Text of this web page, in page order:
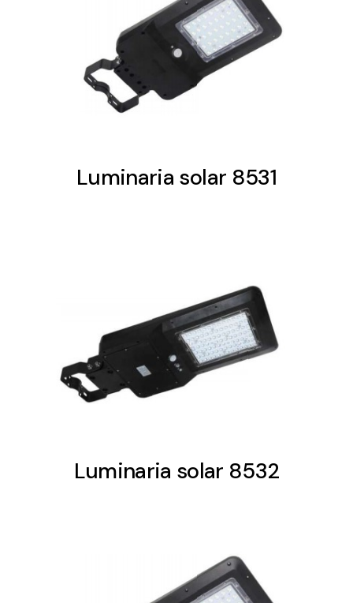
Luminaria solar 8531
Luminaria solar 8532